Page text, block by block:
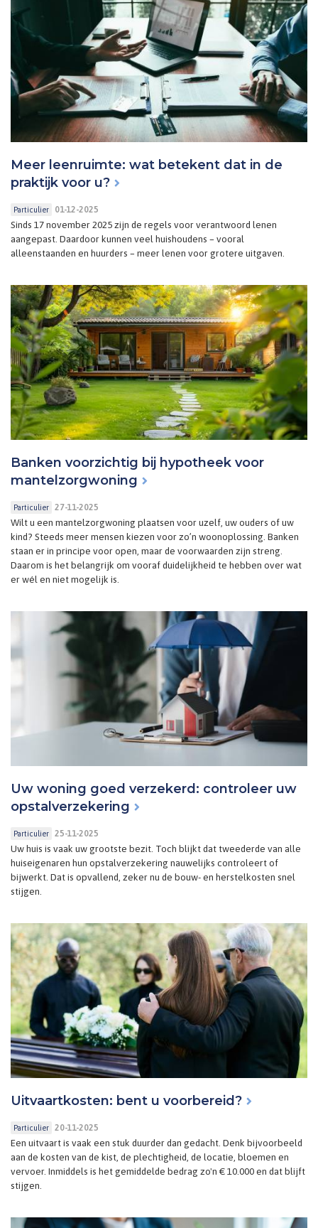
Meer leenruimte: wat betekent dat in de
praktijk voor u?
Particulier 01-12-2025
Sinds 17 november 2025 zijn de regels voor verantwoord lenen
aangepast. Daardoor kunnen veel huishoudens – vooral
alleenstaanden en huurders – meer lenen voor grotere uitgaven.
Banken voorzichtig bij hypotheek voor
mantelzorgwoning
Particulier 27-11-2025
Wilt u een mantelzorgwoning plaatsen voor uzelf, uw ouders of uw
kind? Steeds meer mensen kiezen voor zo’n woonoplossing. Banken
staan er in principe voor open, maar de voorwaarden zijn streng.
Daarom is het belangrijk om vooraf duidelijkheid te hebben over wat
er wél en niet mogelijk is.
Uw woning goed verzekerd: controleer uw
opstalverzekering
Particulier 25-11-2025
Uw huis is vaak uw grootste bezit. Toch blijkt dat tweederde van alle
huiseigenaren hun opstalverzekering nauwelijks controleert of
bijwerkt. Dat is opvallend, zeker nu de bouw- en herstelkosten snel
stijgen.
Uitvaartkosten: bent u voorbereid?
Particulier 20-11-2025
Een uitvaart is vaak een stuk duurder dan gedacht. Denk bijvoorbeeld
aan de kosten van de kist, de plechtigheid, de locatie, bloemen en
vervoer. Inmiddels is het gemiddelde bedrag zo'n € 10.000 en dat blijft
stijgen.